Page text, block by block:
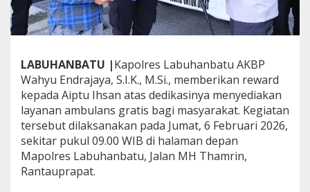
i
k
a
e
w
a
r
d
k
e
p
LABUHANBATU |Kapolres Labuhanbatu AKBP
Wahyu Endrajaya, S.I.K., M.Si., memberikan reward
kepada Aiptu Ihsan atas dedikasinya menyediakan
layanan ambulans gratis bagi masyarakat. Kegiatan
tersebut dilaksanakan pada Jumat, 6 Februari 2026,
sekitar pukul 09.00 WIB di halaman depan
Mapolres Labuhanbatu, Jalan MH Thamrin,
Rantauprapat.